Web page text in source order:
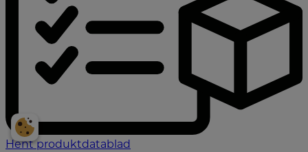
Hent produktdatablad